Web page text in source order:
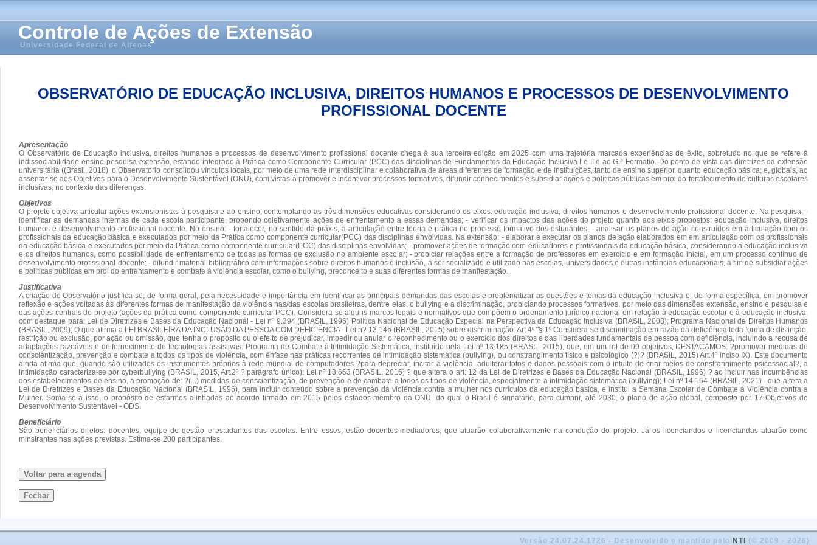
Controle de Ações de Extensão
Universidade Federal de Alfenas
OBSERVATÓRIO DE EDUCAÇÃO INCLUSIVA, DIREITOS HUMANOS E PROCESSOS DE DESENVOLVIMENTO
PROFISSIONAL DOCENTE
Apresentação
O Observatório de Educação inclusiva, direitos humanos e processos de desenvolvimento profissional docente chega à sua terceira edição em 2025 com uma trajetória marcada experiências de êxito, sobretudo no que se refere à
indissociabilidade ensino-pesquisa-extensão, estando integrado à Prática como Componente Curricular (PCC) das disciplinas de Fundamentos da Educação Inclusiva I e II e ao GP Formatio. Do ponto de vista das diretrizes da extensão
universitária ((Brasil, 2018), o Observatório consolidou vínculos locais, por meio de uma rede interdisciplinar e colaborativa de áreas diferentes de formação e de instituições, tanto de ensino superior, quanto educação básica; e, globais, ao
assentar-se aos Objetivos para o Desenvolvimento Sustentável (ONU), com vistas à promover e incentivar processos formativos, difundir conhecimentos e subsidiar ações e políticas públicas em prol do fortalecimento de culturas escolares
inclusivas, no contexto das diferenças.
Objetivos
O projeto objetiva articular ações extensionistas à pesquisa e ao ensino, contemplando as três dimensões educativas considerando os eixos: educação inclusiva, direitos humanos e desenvolvimento profissional docente. Na pesquisa: -
identificar as demandas internas de cada escola participante, propondo coletivamente ações de enfrentamento a essas demandas; - verificar os impactos das ações do projeto quanto aos eixos propostos: educação inclusiva, direitos
humanos e desenvolvimento profissional docente. No ensino: - fortalecer, no sentido da práxis, a articulação entre teoria e prática no processo formativo dos estudantes; - analisar os planos de ação construídos em articulação com os
profissionais da educação básica e executados por meio da Prática como componente curricular(PCC) das disciplinas envolvidas. Na extensão: - elaborar e executar os planos de ação elaborados em em articulação com os profissionais
da educação básica e executados por meio da Prática como componente curricular(PCC) das disciplinas envolvidas; - promover ações de formação com educadores e profissionais da educação básica, considerando a educação inclusiva
e os direitos humanos, como possibilidade de enfrentamento de todas as formas de exclusão no ambiente escolar; - propiciar relações entre a formação de professores em exercício e em formação inicial, em um processo contínuo de
desenvolvimento profissional docente; - difundir material bibliográfico com informações sobre direitos humanos e inclusão, a ser socializado e utilizado nas escolas, universidades e outras instâncias educacionais, a fim de subsidiar ações
e políticas públicas em prol do enfrentamento e combate à violência escolar, como o bullying, preconceito e suas diferentes formas de manifestação.
Justificativa
A criação do Observatório justifica-se, de forma geral, pela necessidade e importância em identificar as principais demandas das escolas e problematizar as questões e temas da educação inclusiva e, de forma específica, em promover
reflexão e ações voltadas às diferentes formas de manifestação da violência nas/das escolas brasileiras, dentre elas, o bullying e a discriminação, propiciando processos formativos, por meio das dimensões extensão, ensino e pesquisa e
das ações centrais do projeto (ações da prática como componente curricular PCC). Considera-se alguns marcos legais e normativos que compõem o ordenamento jurídico nacional em relação à educação escolar e à educação inclusiva,
com destaque para: Lei de Diretrizes e Bases da Educação Nacional - Lei nº 9.394 (BRASIL, 1996) Política Nacional de Educação Especial na Perspectiva da Educação Inclusiva (BRASIL, 2008); Programa Nacional de Direitos Humanos
(BRASIL, 2009); O que afirma a LEI BRASILEIRA DA INCLUSÃO DA PESSOA COM DEFICIÊNCIA - Lei n? 13.146 (BRASIL, 2015) sobre discriminação: Art 4º "§ 1º Considera-se discriminação em razão da deficiência toda forma de distinção,
restrição ou exclusão, por ação ou omissão, que tenha o propósito ou o efeito de prejudicar, impedir ou anular o reconhecimento ou o exercício dos direitos e das liberdades fundamentais de pessoa com deficiência, incluindo a recusa de
adaptações razoáveis e de fornecimento de tecnologias assistivas. Programa de Combate à Intimidação Sistemática, instituído pela Lei nº 13.185 (BRASIL, 2015), que, em um rol de 09 objetivos, DESTACAMOS: ?promover medidas de
conscientização, prevenção e combate a todos os tipos de violência, com ênfase nas práticas recorrentes de intimidação sistemática (bullying), ou constrangimento físico e psicológico (?)? (BRASIL, 2015) Art.4º inciso IX). Este documento
ainda afirma que, quando são utilizados os instrumentos próprios à rede mundial de computadores ?para depreciar, incitar a violência, adulterar fotos e dados pessoais com o intuito de criar meios de constrangimento psicossocial?, a
intimidação caracteriza-se por cyberbullying (BRASIL, 2015, Art.2º ? parágrafo único); Lei nº 13.663 (BRASIL, 2016) ? que altera o art. 12 da Lei de Diretrizes e Bases da Educação Nacional (BRASIL, 1996) ? ao incluir nas incumbências
dos estabelecimentos de ensino, a promoção de: ?(...) medidas de conscientização, de prevenção e de combate a todos os tipos de violência, especialmente a intimidação sistemática (bullying); Lei nº 14.164 (BRASIL, 2021) - que altera a
Lei de Diretrizes e Bases da Educação Nacional (BRASIL, 1996), para incluir conteúdo sobre a prevenção da violência contra a mulher nos currículos da educação básica, e institui a Semana Escolar de Combate à Violência contra a
Mulher. Soma-se a isso, o propósito de estarmos alinhadas ao acordo firmado em 2015 pelos estados-membro da ONU, do qual o Brasil é signatário, para cumprir, até 2030, o plano de ação global, composto por 17 Objetivos de
Desenvolvimento Sustentável - ODS.
Beneficiário
São beneficiários diretos: docentes, equipe de gestão e estudantes das escolas. Entre esses, estão docentes-mediadores, que atuarão colaborativamente na condução do projeto. Já os licenciandos e licenciandas atuarão como
minstrantes nas ações previstas. Estima-se 200 participantes.
Voltar para a agenda
Fechar
Versão 24.07.24.1726 - Desenvolvido e mantido pelo NTI (© 2009 - 2026)